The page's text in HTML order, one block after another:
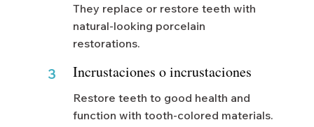
They replace or restore teeth with
natural-looking porcelain
restorations.
3 Incrustaciones o incrustaciones
Restore teeth to good health and
function with tooth-colored materials.